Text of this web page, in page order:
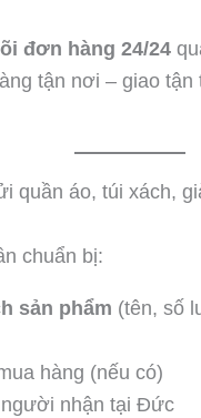
đơn hàng 24/24
tận nơi – giao
quần áo, túi xách,
chuẩn bị:
sản phẩm (tên, số
hàng (nếu có)
nhận tại Đức